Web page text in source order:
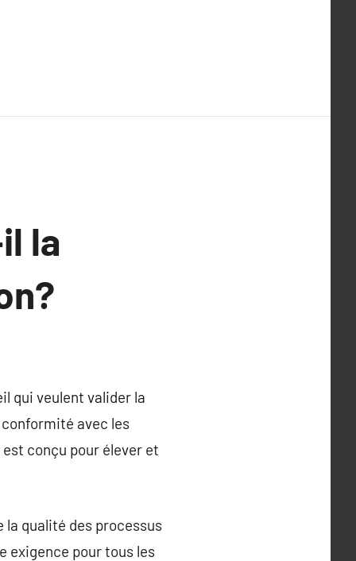
la
qui veulent valider la
avec les
conçu pour élever et
qualité des processus
exigence pour tous les